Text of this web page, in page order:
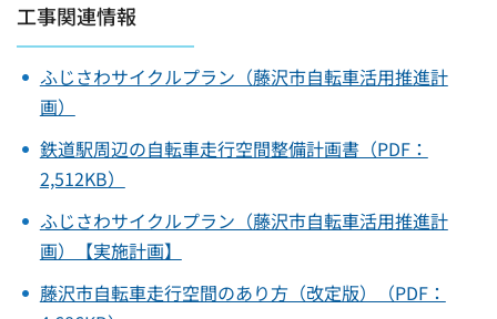
工事関連情報
ふじさわサイクルプラン（藤沢市自転車活用推進計
画）
鉄道駅周辺の自転車走行空間整備計画書（PDF：
2,512KB）
ふじさわサイクルプラン（藤沢市自転車活用推進計
画）【実施計画】
藤沢市自転車走行空間のあり方（改定版）（PDF：